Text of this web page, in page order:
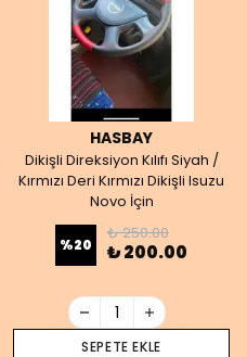
HASBAY
Dikişli Direksiyon Kılıfı Siyah /
Kırmızı Deri Kırmızı Dikişli Isuzu
Novo İçin
%20
₺ 250.00
₺ 200.00
SEPETE EKLE